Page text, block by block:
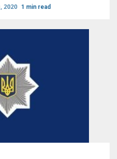
2020 1 min read